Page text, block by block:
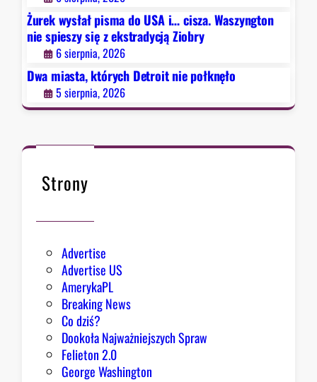
o
k
Żurek wysłał pisma do USA i… cisza. Waszyngton
nie spieszy się z ekstradycją Ziobry
6 sierpnia, 2026
Dwa miasta, których Detroit nie połknęło
5 sierpnia, 2026
Strony
Advertise
Advertise US
AmerykaPL
Breaking News
Co dziś?
Dookoła Najważniejszych Spraw
Felieton 2.0
George Washington